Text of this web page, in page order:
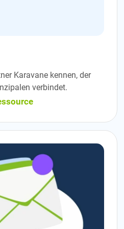
Karavane kennen, der
verbindet.